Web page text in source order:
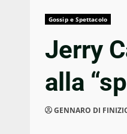
Gossip e Spettacolo
Jerry
alla
GENNARO DI